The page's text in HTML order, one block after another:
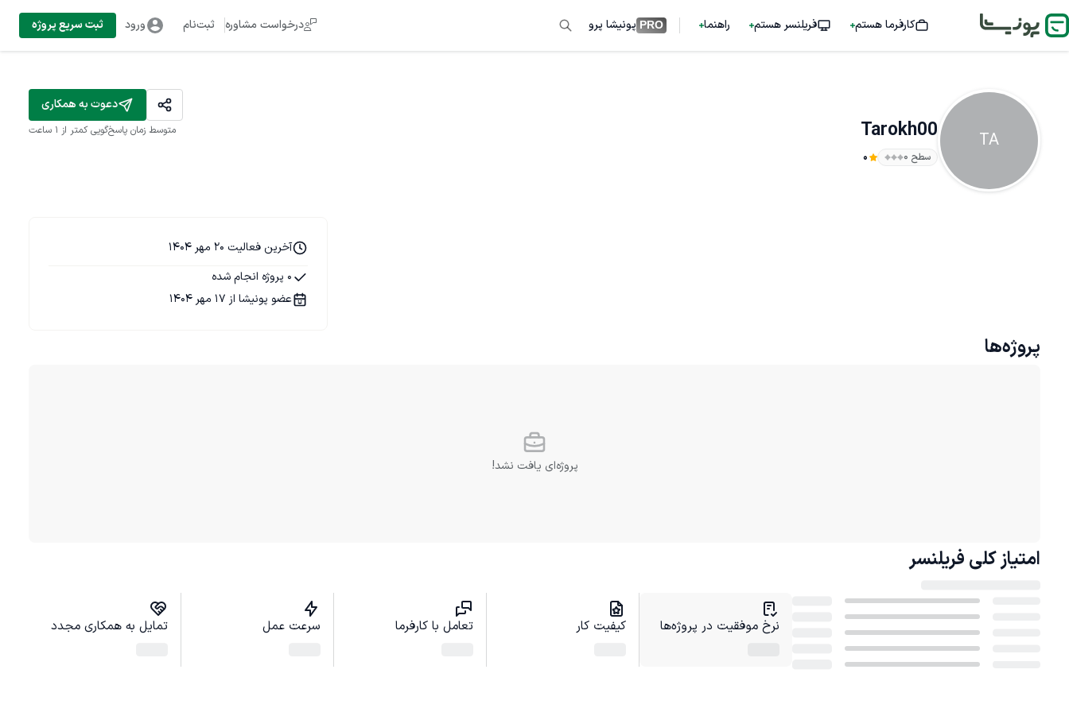
کارفرما هستم فریلنسر هستم راهنما PRO پونیشا پرو درخواست مشاوره ثبت‌نام ورود ثبت سریع پروژه
TA
Tarokh00
سطح ۰ 0
دعوت به همکاری
متوسط زمان پاسخ‌گویی کمتر از 1 ساعت
آخرین فعالیت 20 مهر 1404
0 پروژه انجام شده
عضو پونیشا از 17 مهر 1404
پروژه‌ها
پروژه‌ای یافت نشد!
امتیاز کلی فریلنسر
نرخ موفقیت در پروژه‌ها کیفیت کار تعامل با کارفرما سرعت عمل تمایل به همکاری مجدد